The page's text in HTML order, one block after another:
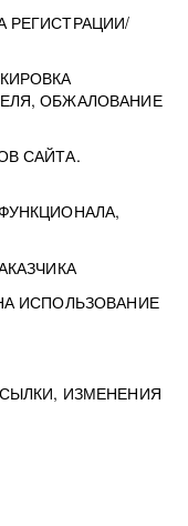
РЕГИСТРАЦИИ/
ОБЖАЛОВАНИЕ
САЙТА.
ИСПОЛЬЗОВАНИЕ
ИЗМЕНЕНИЯ